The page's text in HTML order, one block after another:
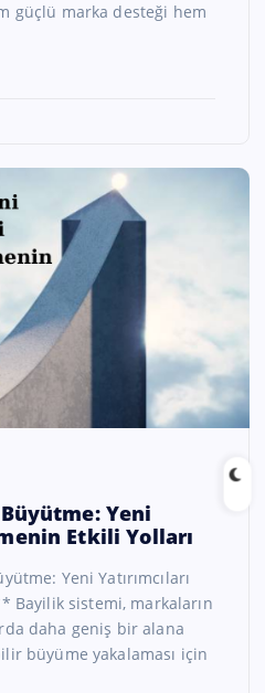
güçlü marka desteği hem
Yeni
Etkili Yolları
Yeni Yatırımcıları
Bayilik sistemi, markaların
daha geniş bir alana
büyüme yakalaması için